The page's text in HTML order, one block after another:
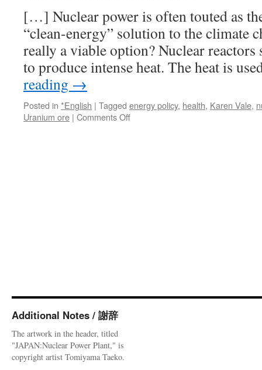
[…] Nuclear power is often touted as
“clean-energy” solution to the climate
really a viable option? Nuclear
to produce intense heat. The heat is
reading →
Posted in *English | Tagged energy policy, health, Karen Vale,
Uranium ore | Comments Offon
Additional Notes / 謝辞
The artwork in the header, titled
"JAPAN:Nuclear Power Plant," is
copyright artist Tomiyama Taeko.